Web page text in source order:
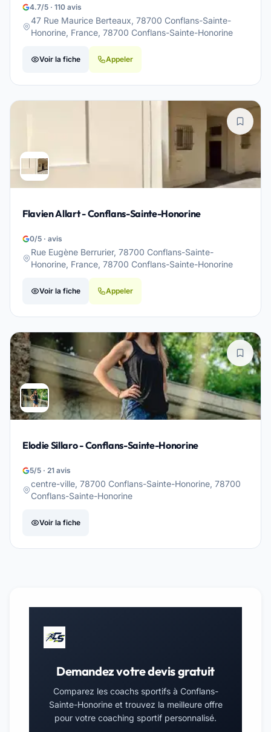
4.7/5 · 110 avis
47 Rue Maurice Berteaux, 78700 Conflans-Sainte-
Honorine, France, 78700 Conflans-Sainte-Honorine
Voir la fiche Appeler
Flavien Allart - Conflans-Sainte-Honorine
0/5 · avis
Rue Eugène Berrurier, 78700 Conflans-Sainte-
Honorine, France, 78700 Conflans-Sainte-Honorine
Voir la fiche Appeler
Elodie Sillaro - Conflans-Sainte-Honorine
5/5 · 21 avis
centre-ville, 78700 Conflans-Sainte-Honorine, 78700
Conflans-Sainte-Honorine
Voir la fiche
Demandez votre devis gratuit
Comparez les coachs sportifs à Conflans-
Sainte-Honorine et trouvez la meilleure offre
pour votre coaching sportif personnalisé.